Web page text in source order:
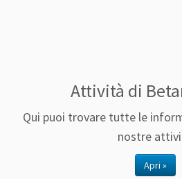
Attività di
Qui puoi trovare tutte le
nostre
Apri »